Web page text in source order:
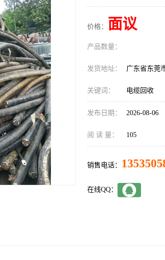
价格： 面议
产品数量：
发货地址： 广东省东
关键词： 电缆回收
发布日期： 2026-08-06
阅 读 量： 105
销售电话：
在线QQ：